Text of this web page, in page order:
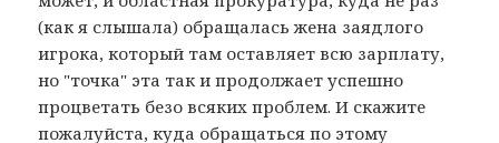
(как я слышала) обращалась жена заядлого
игрока, который там оставляет всю зарплату,
но "точка" эта так и продолжает успешно
процветать безо всяких проблем. И скажите
пожалуйста, куда обращаться по этому